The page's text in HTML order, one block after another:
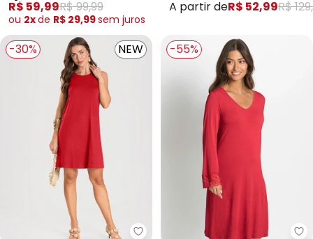
Viscose
R$ 59,99R$ 99,99
ou 2xde R$ 29,99sem juros
A partir deR$ 52,99R$
-30% NEW -55%